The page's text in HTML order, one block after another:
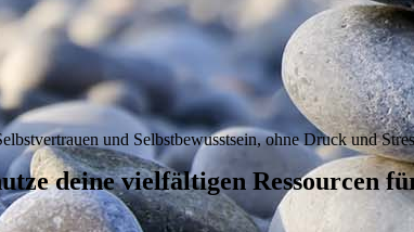
und Selbstbewusstsein, ohne Druck und
deine vielfältigen Ressourcen